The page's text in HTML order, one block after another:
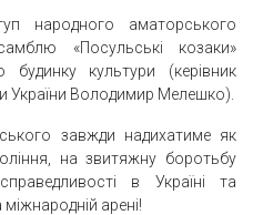
народного аматорського
«Посульські козаки»
будинку культури (керівник
України Володимир Мелешко).
завжди надихатиме як
на звитяжну боротьбу
в Україні та
арені!